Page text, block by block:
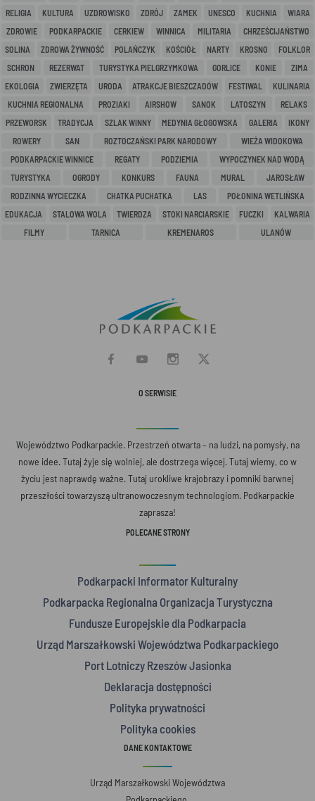
RELIGIA
KULTURA UZDROWISKO ZDRÓJ ZAMEK UNESCO KUCHNIA
WIARA
ZDROWIE
PODKARPACKIE CERKIEW WINNICA MILITARIA
CHRZEŚCIJAŃSTWO
SOLINA
ZDROWA ŻYWNOŚĆ POLAŃCZYK KOŚCIÓŁ NARTY KROSNO
FOLKLOR
SCHRON
REZERWAT TURYSTYKA PIELGRZYMKOWA GORLICE KONIE
ZIMA
EKOLOGIA
ZWIERZĘTA URODA ATRAKCJE BIESZCZADÓW FESTIWAL
KULINARIA
KUCHNIA REGIONALNA
PROZIAKI AIRSHOW SANOK LATOSZYN
RELAKS
PRZEWORSK
TRADYCJA SZLAK WINNY MEDYNIA GŁOGOWSKA GALERIA
IKONY
ROWERY
SAN ROZTOCZAŃSKI PARK NARODOWY
WIEŻA WIDOKOWA
PODKARPACKIE WINNICE
REGATY PODZIEMIA
WYPOCZYNEK NAD WODĄ
TURYSTYKA
OGRODY KONKURS FAUNA MURAL
JAROSŁAW
RODZINNA WYCIECZKA
CHATKA PUCHATKA LAS
POŁONINA WETLIŃSKA
EDUKACJA
STALOWA WOLA TWIERDZA STOKI NARCIARSKIE FUCZKI
KALWARIA
FILMY
TARNICA KREMENAROS ULANÓW
O SERWISIE
Województwo Podkarpackie. Przestrzeń otwarta – na ludzi, na pomysły, na
nowe idee. Tutaj żyje się wolniej, ale dostrzega więcej. Tutaj wiemy, co w
życiu jest naprawdę ważne. Tutaj urokliwe krajobrazy i pomniki barwnej
przeszłości towarzyszą ultranowoczesnym technologiom. Podkarpackie
zaprasza!
POLECANE STRONY
Podkarpacki Informator Kulturalny
Podkarpacka Regionalna Organizacja Turystyczna
Fundusze Europejskie dla Podkarpacia
Urząd Marszałkowski Województwa Podkarpackiego
Port Lotniczy Rzeszów Jasionka
Deklaracja dostępności
Polityka prywatności
Polityka cookies
DANE KONTAKTOWE
Urząd Marszałkowski Województwa